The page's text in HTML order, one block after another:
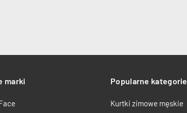
marki Popularne kategorie
Kurtki zimowe męskie